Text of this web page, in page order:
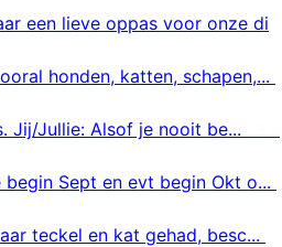
een lieve oppas voor onze di
honden, katten, schapen,...
Jij/Jullie: Alsof je nooit be...
Sept en evt begin Okt o...
teckel en kat gehad, besc...